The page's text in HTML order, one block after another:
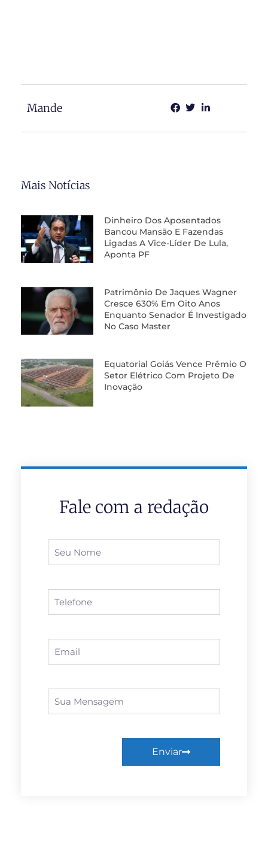
Mande
Mais Notícias
Dinheiro Dos Aposentados
Bancou Mansão E Fazendas
Ligadas A Vice-Líder De Lula,
Aponta PF
Patrimônio De Jaques Wagner
Cresce 630% Em Oito Anos
Enquanto Senador É Investigado
No Caso Master
Equatorial Goiás Vence Prêmio O
Setor Elétrico Com Projeto De
Inovação
Fale com a redação
Enviar